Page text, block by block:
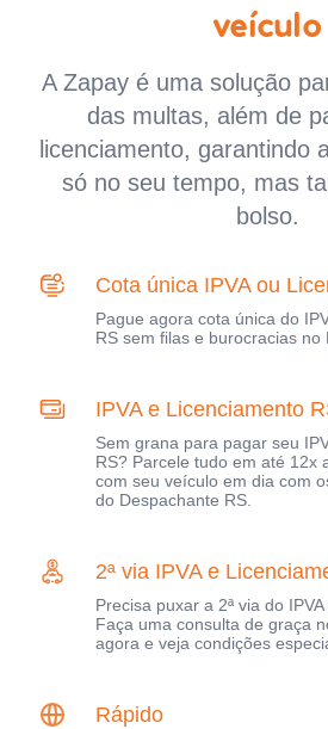
veículo
A Zapay é uma solução
das multas, além de
licenciamento, garantindo
só no seu tempo, mas
bolso.
Cota única IPVA ou
Pague agora cota única do
RS sem filas e burocracias no
IPVA e Licenciamento
Sem grana para pagar seu
RS? Parcele tudo em até 12x
com seu veículo em dia com
do Despachante RS.
2ª via IPVA e
Precisa puxar a 2ª via do
Faça uma consulta de graça
agora e veja condições
Rápido